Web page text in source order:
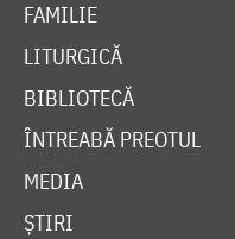
FAMILIE
LITURGICĂ
BIBLIOTECĂ
ÎNTREABĂ PREOTUL
MEDIA
ȘTIRI